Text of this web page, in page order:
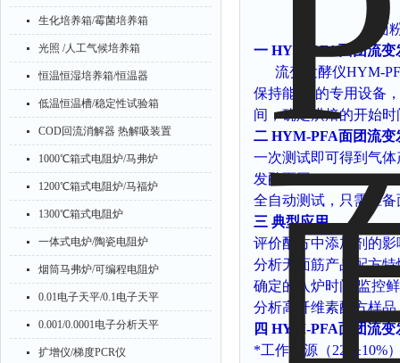
生化培养箱/霉菌培养箱
光照 /人工气候培养箱
恒温恒湿培养箱/恒温器
低温恒温槽/稳定性试验箱
COD回流消解器 热解吸装置
1000℃箱式电阻炉/马弗炉
1200℃箱式电阻炉/马福炉
1300℃箱式电阻炉
一体式电炉/陶瓷电阻炉
烟筒马弗炉/可编程电阻炉
0.01电子天平/0.1电子天平
0.001/0.0001电子分析天平
扩增仪/梯度PCR仪
面
一 HYM-PFA面团流变
流变发酵仪HYM-
保持能力
的专用设备
间，确定烘焙的开始时
二 HYM-PFA面团流变
一次测试即可得到气
发酵面团
全自动测试，只需准
三 典型应用
评价配方中添加剂的影
分析无面筋产品配方
确定的入炉时间
监控
分析高纤维素配方样品
四 HYM-PFA面团流变
*工作电源（220±10%